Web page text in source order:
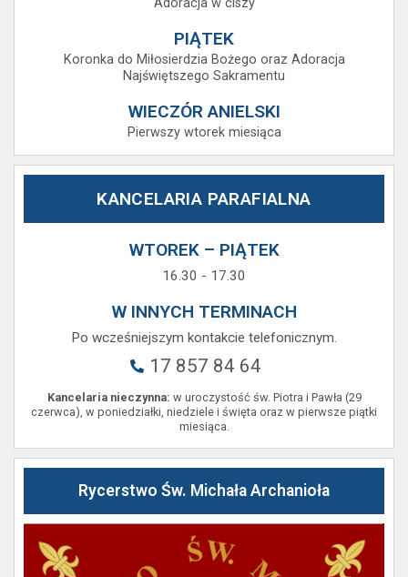
PIĄTEK
Koronka do Miłosierdzia Bożego oraz Adoracja
Najświętszego Sakramentu
WIECZÓR ANIELSKI
Pierwszy wtorek miesiąca
KANCELARIA PARAFIALNA
WTOREK – PIĄTEK
16.30 - 17.30
W INNYCH TERMINACH
Po wcześniejszym kontakcie telefonicznym.
17 857 84 64
Kancelaria nieczynna: w uroczystość św. Piotra i Pawła (29
czerwca), w poniedziałki, niedziele i święta oraz w pierwsze piątki
miesiąca.
Rycerstwo Św. Michała Archanioła